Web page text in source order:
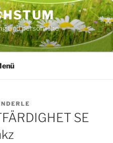
und persönliche
SE